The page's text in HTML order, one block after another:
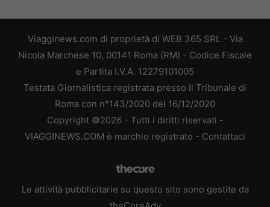
Viagginews.com di proprietà di WEB 365 SRL - Via
Nicola Marchese 10, 00141 Roma (RM) - Codice Fiscale
e Partita I.V.A. 12279101005
Testata Giornalistica registrata presso il Tribunale di
Roma con n°143/2020 del 16/12/2020
Copyright ©2026 - Tutti i diritti riservati -
VIAGGINEWS.COM è marchio registrato - Contattaci
Le attività pubblicitarie su questo sito sono gestite da